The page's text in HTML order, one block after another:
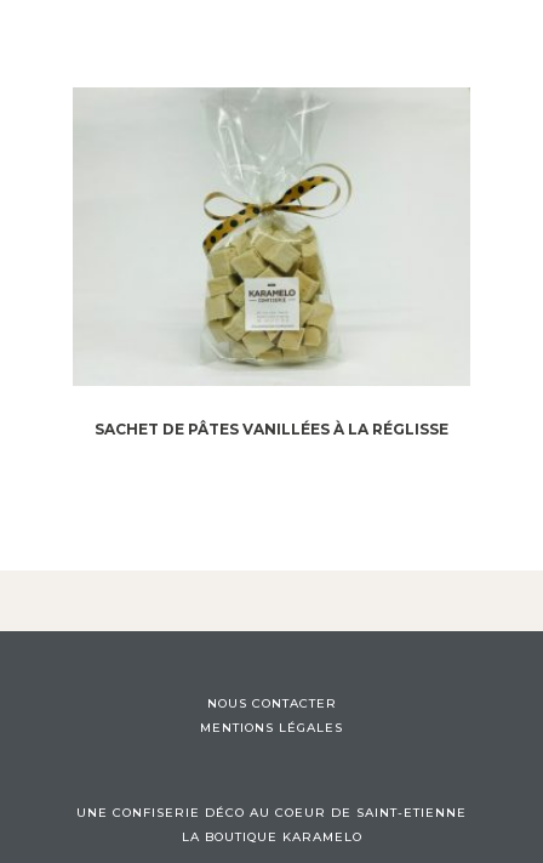
SACHET DE PÂTES VANILLÉES À LA RÉGLISSE
UNE CONFISERIE DÉCO AU COEUR DE SAINT-ETIENNE
LA BOUTIQUE KARAMELO
NOUS CONTACTER
MENTIONS LÉGALES